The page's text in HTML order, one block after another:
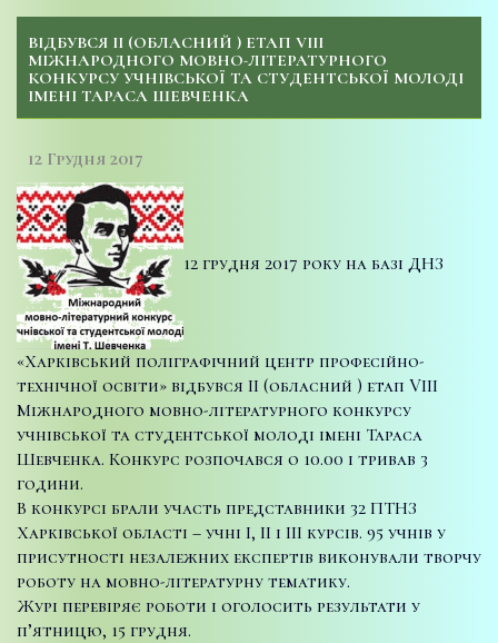
ВІДБУВСЯ ІІ (ОБЛАСНИЙ ) ЕТАП VІІІ
МІЖНАРОДНОГО МОВНО-ЛІТЕРАТУРНОГО
КОНКУРСУ УЧНІВСЬКОЇ ТА СТУДЕНТСЬКОЇ МОЛОДІ
ІМЕНІ ТАРАСА ШЕВЧЕНКА
12 Грудня 2017
12 грудня 2017 року на базі ДНЗ
«Харківський поліграфічний центр професійно-
технічної освіти» відбувся ІІ (обласний ) етап VІІІ
Міжнародного мовно-літературного конкурсу
учнівської та студентської молоді імені Тараса
Шевченка. Конкурс розпочався о 10.00 і тривав 3
години.
В конкурсі брали участь представники 32 ПТНЗ
Харківської області – учні І, ІІ і ІІІ курсів. 95 учнів у
присутності незалежних експертів виконували творчу
роботу на мовно-літературну тематику.
Журі перевіряє роботи і оголосить результати у
п’ятницю, 15 грудня.